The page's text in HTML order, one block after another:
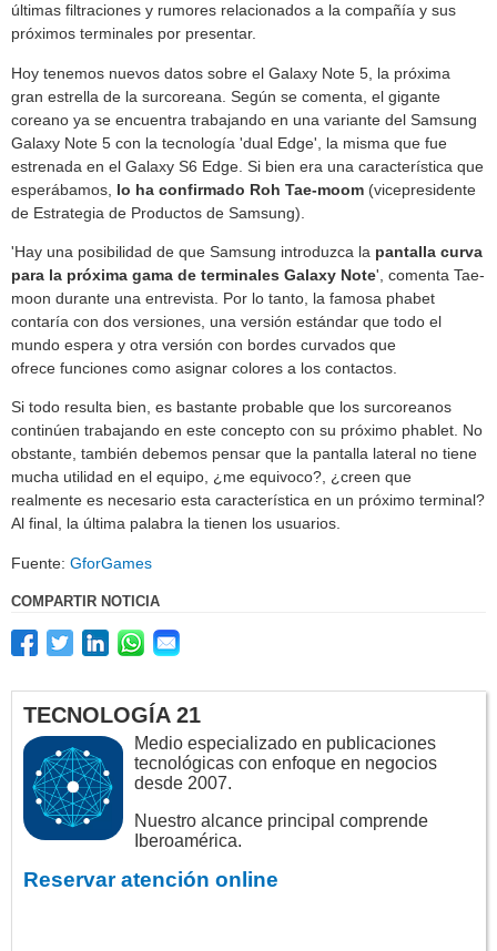
últimas filtraciones y rumores relacionados a la compañía y sus
próximos terminales por presentar.
Hoy tenemos nuevos datos sobre el Galaxy Note 5, la próxima
gran estrella de la surcoreana. Según se comenta, el gigante
coreano ya se encuentra trabajando en una variante del Samsung
Galaxy Note 5 con la tecnología 'dual Edge', la misma que fue
estrenada en el Galaxy S6 Edge. Si bien era una característica que
esperábamos, lo ha confirmado Roh Tae-moom (vicepresidente
de Estrategia de Productos de Samsung).
'Hay una posibilidad de que Samsung introduzca la pantalla curva
para la próxima gama de terminales Galaxy Note', comenta Tae-
moon durante una entrevista. Por lo tanto, la famosa phabet
contaría con dos versiones, una versión estándar que todo el
mundo espera y otra versión con bordes curvados que
ofrece funciones como asignar colores a los contactos.
Si todo resulta bien, es bastante probable que los surcoreanos
continúen trabajando en este concepto con su próximo phablet. No
obstante, también debemos pensar que la pantalla lateral no tiene
mucha utilidad en el equipo, ¿me equivoco?, ¿creen que
realmente es necesario esta característica en un próximo terminal?
Al final, la última palabra la tienen los usuarios.
Fuente: GforGames
COMPARTIR NOTICIA
TECNOLOGÍA 21
Medio especializado en publicaciones
tecnológicas con enfoque en negocios
desde 2007.
Nuestro alcance principal comprende
Iberoamérica.
Reservar atención online